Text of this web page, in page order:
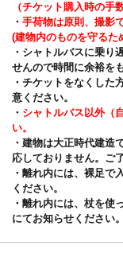
（チケット購入時の手
・ 手荷物は原則、撮影
(建物内のものを守るた
・シャトルバスに乗り
せんので時間に余裕を
・チケットをなくした
意ください。
・ シャトルバス以外（
い。
・建物は大正時代建造
応しておりません。ご
・離れ内には、裸足で
ください。
・離れ内には、杖を使
にてお知らせください。